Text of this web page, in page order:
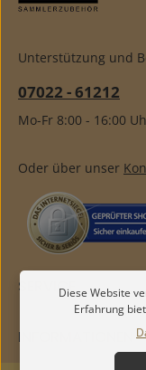
Unterstützung und
07022 - 61212
Mo-Fr 8:00 - 16:00
Oder über unser
SERVICE
INFORMATIONEN
Diese Website
Erfahrung